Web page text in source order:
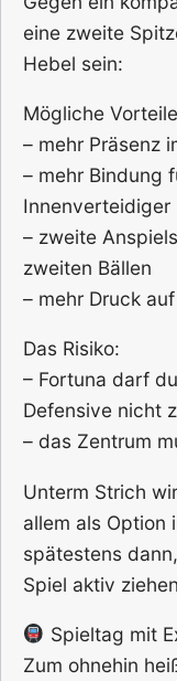
eine zweite
Hebel sein:
Mögliche
– mehr Präsenz
– mehr Bindung
Innenverteidiger
– zweite
zweiten Bällen
– mehr Druck
Das Risiko:
– Fortuna darf
Defensive nicht
– das Zentrum
Unterm Strich
allem als Option
spätestens
Spiel aktiv
Spieltag mit
Zum ohnehin